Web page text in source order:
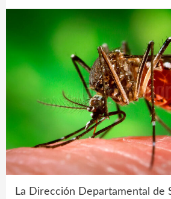
La Dirección Departamental de